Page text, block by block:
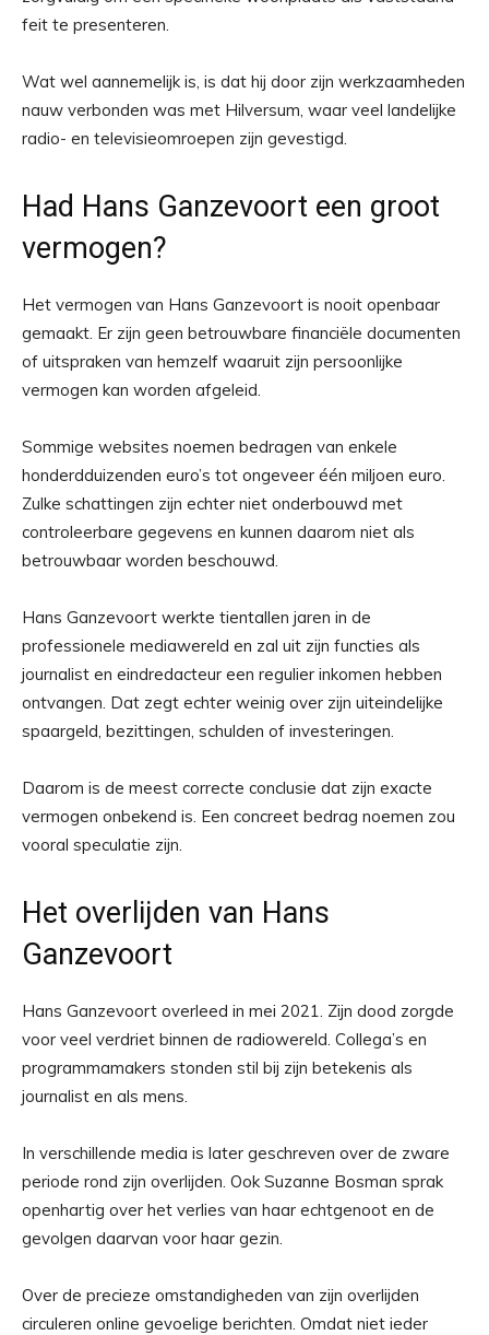
feit te presenteren.
Wat wel aannemelijk is, is dat hij door zijn werkzaamheden
nauw verbonden was met Hilversum, waar veel landelijke
radio- en televisieomroepen zijn gevestigd.
Had Hans Ganzevoort een groot
vermogen?
Het vermogen van Hans Ganzevoort is nooit openbaar
gemaakt. Er zijn geen betrouwbare financiële documenten
of uitspraken van hemzelf waaruit zijn persoonlijke
vermogen kan worden afgeleid.
Sommige websites noemen bedragen van enkele
honderdduizenden euro’s tot ongeveer één miljoen euro.
Zulke schattingen zijn echter niet onderbouwd met
controleerbare gegevens en kunnen daarom niet als
betrouwbaar worden beschouwd.
Hans Ganzevoort werkte tientallen jaren in de
professionele mediawereld en zal uit zijn functies als
journalist en eindredacteur een regulier inkomen hebben
ontvangen. Dat zegt echter weinig over zijn uiteindelijke
spaargeld, bezittingen, schulden of investeringen.
Daarom is de meest correcte conclusie dat zijn exacte
vermogen onbekend is. Een concreet bedrag noemen zou
vooral speculatie zijn.
Het overlijden van Hans
Ganzevoort
Hans Ganzevoort overleed in mei 2021. Zijn dood zorgde
voor veel verdriet binnen de radiowereld. Collega’s en
programmamakers stonden stil bij zijn betekenis als
journalist en als mens.
In verschillende media is later geschreven over de zware
periode rond zijn overlijden. Ook Suzanne Bosman sprak
openhartig over het verlies van haar echtgenoot en de
gevolgen daarvan voor haar gezin.
Over de precieze omstandigheden van zijn overlijden
circuleren online gevoelige berichten. Omdat niet ieder